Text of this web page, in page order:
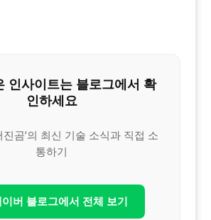
인사이트는 블로그에서 확
인하세요
진곰’의 최신 기술 소식과 직접 소
통하기
버 블로그에서 전체 보기